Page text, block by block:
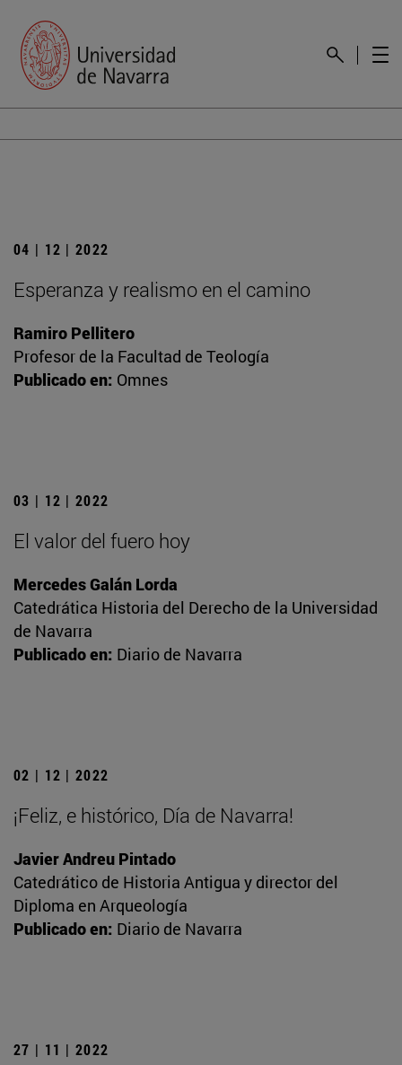
04 | 12 | 2022
Esperanza y realismo en el camino
Ramiro Pellitero
Profesor de la Facultad de Teología
Publicado en: Omnes
03 | 12 | 2022
El valor del fuero hoy
Mercedes Galán Lorda
Catedrática Historia del Derecho de la Universidad
de Navarra
Publicado en: Diario de Navarra
02 | 12 | 2022
¡Feliz, e histórico, Día de Navarra!
Javier Andreu Pintado
Catedrático de Historia Antigua y director del
Diploma en Arqueología
Publicado en: Diario de Navarra
27 | 11 | 2022